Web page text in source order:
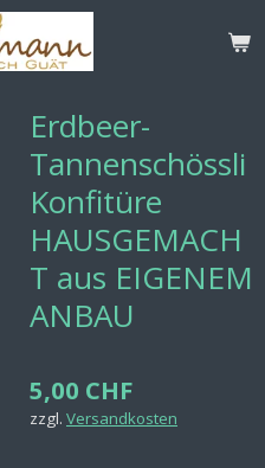
Erdbeer-
Tannenschössli
Konfitüre
HAUSGEMACH
T aus EIGENEM
ANBAU
5,00 CHF
zzgl. Versandkosten